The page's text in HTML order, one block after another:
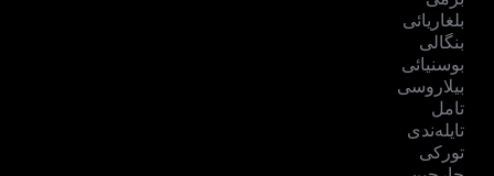
بلغاریائی
بنگالی
بوسنیائی
بیلاروسی
تامل
تایلەندی
تورکی